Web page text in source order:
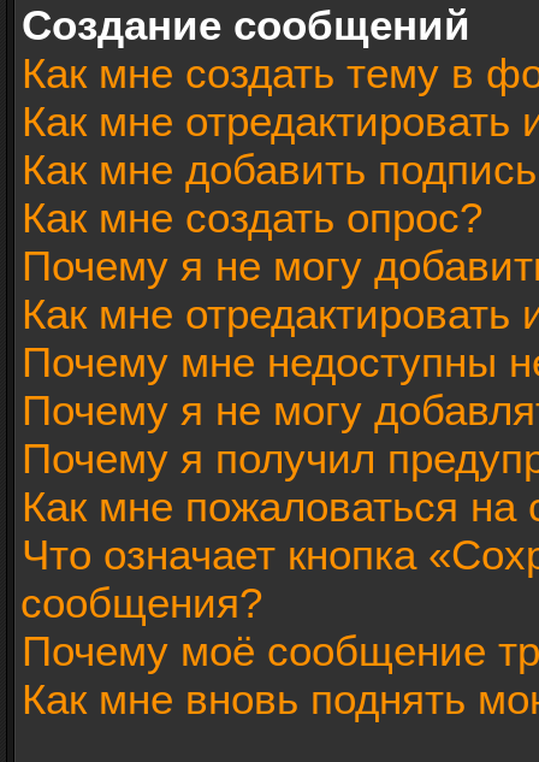
Создание сообщений
Как мне создать тему в
Как мне
Как мне добавить
Как мне создать опрос?
Почему я не могу
Как мне отредактировать
Почему мне недоступны
Почему я не могу
Почему я получил
Как мне пожаловаться
Что означает кнопка
сообщения?
Почему моё сообщение
Как мне вновь поднять